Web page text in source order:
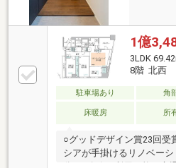
1億
3LDK
8階 北西
駐車場あり 角
床暖房 所
○グッドデザイン賞23回受
シアが手掛けるリノベーシ